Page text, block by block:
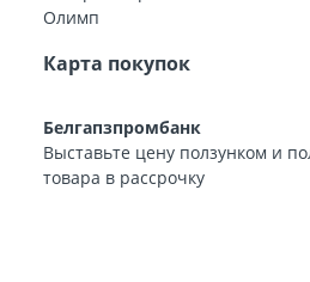
Карта покупок
Белгапзпромбанк
Выставьте цену ползунком и
товара в рассрочку